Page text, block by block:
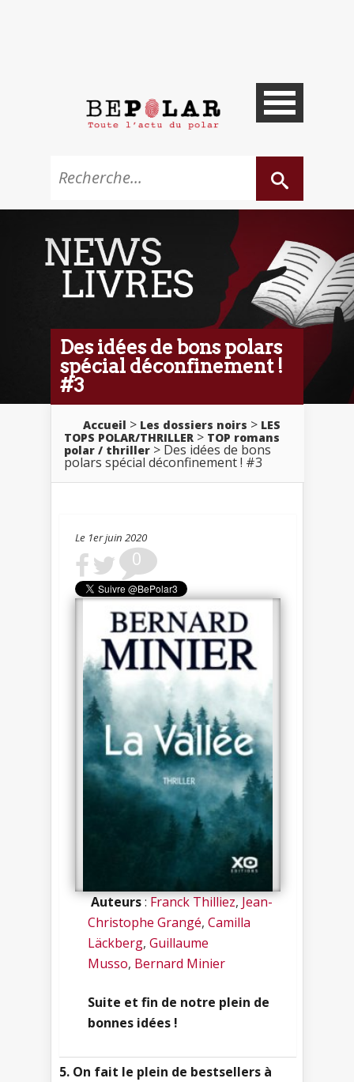
Des idées de bons polars
spécial déconfinement !
#3
Accueil > Les dossiers noirs > LES
TOPS POLAR/THRILLER > TOP romans
polar / thriller > Des idées de bons
polars spécial déconfinement ! #3
Le 1er juin 2020
0
Auteurs:Franck Thilliez,Jean-
Christophe Grangé, Camilla
Läckberg, Guillaume
Musso, Bernard Minier
Suite et fin de notre plein de
bonnes idées !
5. On fait le plein de bestsellers à